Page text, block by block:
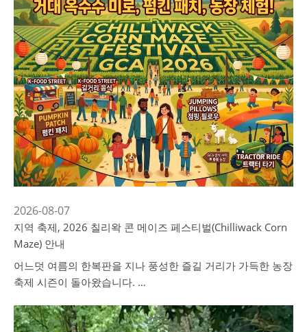
2026-08-07
지역 축제, 2026 칠리왁 콘 메이즈 페스티벌(Chilliwack Corn
Maze) 안내
어느덧 여름의 한복판을 지나 풍성한 즐길 거리가 가득한 농장
축제 시즌이 돌아왔습니다. …